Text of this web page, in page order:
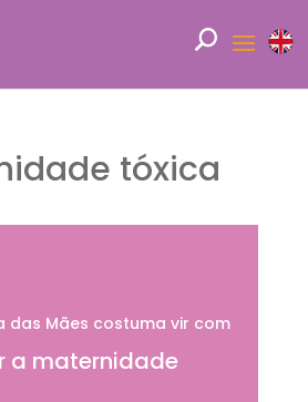
tóxica
a maternidade
das Mães costuma vir com